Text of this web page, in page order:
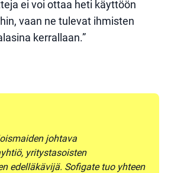
ei voi ottaa heti käyttöön
vaan ne tulevat ihmisten
kerrallaan.”
johtava
yritystasoisten
edelläkävijä. Sofigate tuo yhteen